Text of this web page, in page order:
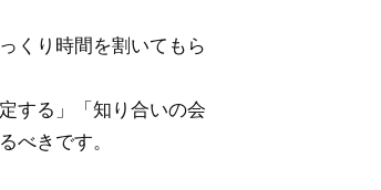
くり時間を割いてもら
する」「知り合いの会
べきです。